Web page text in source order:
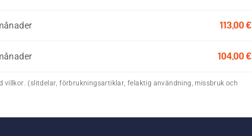
113,00 €
104,00 €
villkor. (slitdelar, förbrukningsartiklar, felaktig användning, missbruk och